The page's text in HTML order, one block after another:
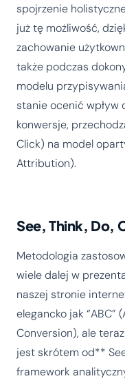
spojrzenie
już tę możliwość,
zachowanie
także podczas
modelu
stanie ocenić wpływ
konwersje,
Click) na model
Attribution).
See, Think, Do,
Metodologia
wiele dalej w
naszej stronie
elegancko jak “ABC”
Conversion), ale
jest skrótem od**
framework